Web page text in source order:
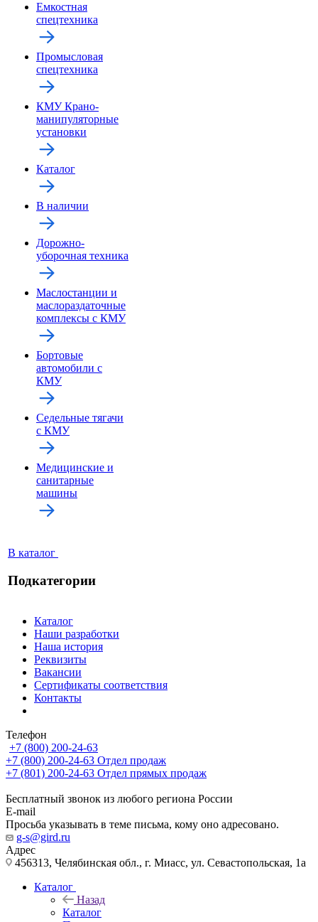
Емкостная
спецтехника
Промысловая
спецтехника
КМУ Крано-
манипуляторные
установки
Каталог
В наличии
Дорожно-
уборочная техника
Маслостанции и
маслораздаточные
комплексы с КМУ
Бортовые
автомобили с
КМУ
Седельные тягачи
с КМУ
Медицинские и
санитарные
машины
В каталог
Подкатегории
Каталог
Наши разработки
Наша история
Реквизиты
Вакансии
Сертификаты соответствия
Контакты
Телефон
+7 (800) 200-24-63
+7 (800) 200-24-63 Отдел продаж
+7 (801) 200-24-63 Отдел прямых продаж
Бесплатный звонок из любого региона России
E-mail
Просьба указывать в теме письма, кому оно адресовано.
g-s@gird.ru
Адрес
456313, Челябинская обл., г. Миасс, ул. Севастопольская, 1а
Каталог
Назад
Каталог